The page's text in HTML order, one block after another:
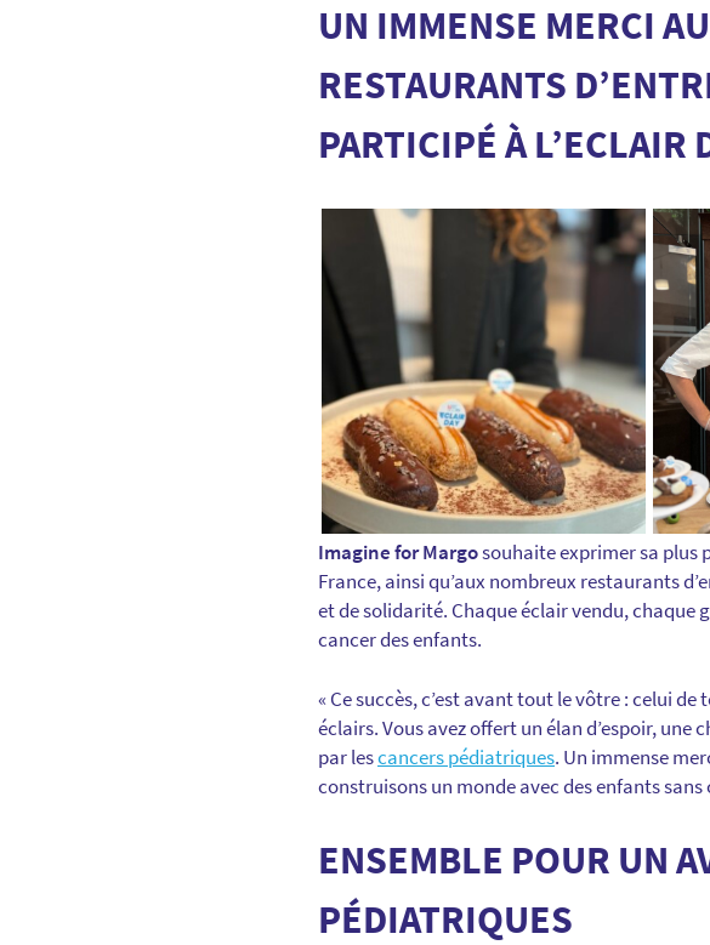
UN IMMENSE MERCI
RESTAURANTS
PARTICIPÉ À L’ECLAIR
Imagine for Margosouhaite exprimer sa plus
France, ainsi qu’aux nombreux restaurants
et de solidarité. Chaque éclair vendu, chaque
cancer des enfants.
« Ce succès, c’est avant tout le vôtre : celui
éclairs. Vous avez offert un élan d’espoir,
par lescancers pédiatriques. Un immense
construisons un monde avec des enfants sans
ENSEMBLE POUR UN
PÉDIATRIQUES